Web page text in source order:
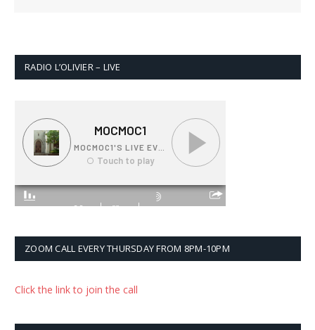
RADIO L’OLIVIER – LIVE
ZOOM CALL EVERY THURSDAY FROM 8PM-10PM
Click the link to join the call